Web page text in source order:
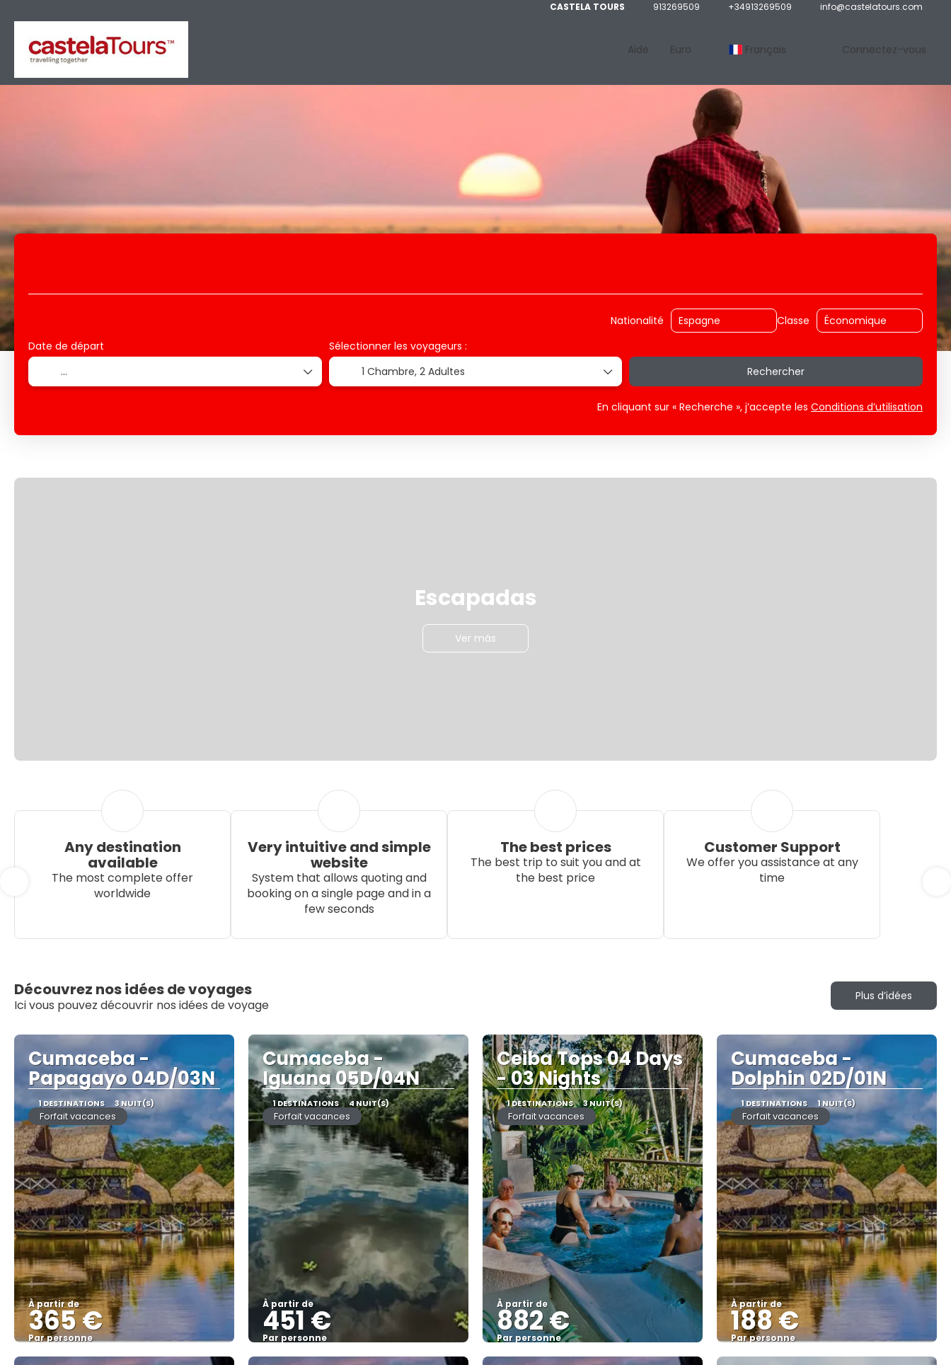
CASTELA TOURS 913269509 +34913269509 info@castelatours.com
Aide Euro Français Connectez-vous
Nationalité
Classe
Date de départ
Sélectionner les voyageurs :
1 Chambre, 2 Adultes Rechercher
En cliquant sur « Recherche », j’accepte les Conditions d’utilisation
Escapadas
Ver más
Any destination
available
The most complete offer
worldwide
Very intuitive and simple
website
System that allows quoting and
booking on a single page and in a
few seconds
The best prices
The best trip to suit you and at
the best price
Customer Support
We offer you assistance at any
time
Découvrez nos idées de voyages
Ici vous pouvez découvrir nos idées de voyage
Plus d’idées
Cumaceba -
Papagayo 04D/03N
1 DESTINATIONS 3 NUIT(S)
Forfait vacances
À partir de
365 €
Par personne
Afficher
Cumaceba -
Iguana 05D/04N
1 DESTINATIONS 4 NUIT(S)
Forfait vacances
À partir de
451 €
Par personne
Afficher
Ceiba Tops 04 Days
- 03 Nights
1 DESTINATIONS 3 NUIT(S)
Forfait vacances
À partir de
882 €
Par personne
Afficher
Cumaceba -
Dolphin 02D/01N
1 DESTINATIONS 1 NUIT(S)
Forfait vacances
À partir de
188 €
Par personne
Afficher